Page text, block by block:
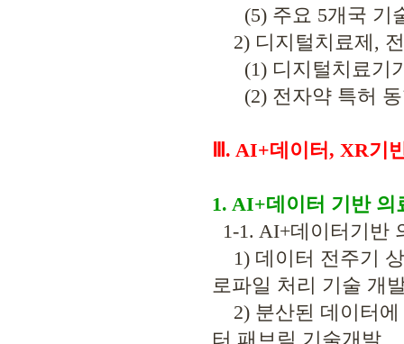
(5) 주요 5개국 기
2) 디지털치료제,
(1) 디지털치료기
(2) 전자약 특허
Ⅲ. AI+데이터, XR기
1. AI+데이터 기반 의
1-1. AI+데이터기반
1) 데이터 전주기
로파일 처리 기술 개
2) 분산된 데이터에
터 패브릭 기술개발